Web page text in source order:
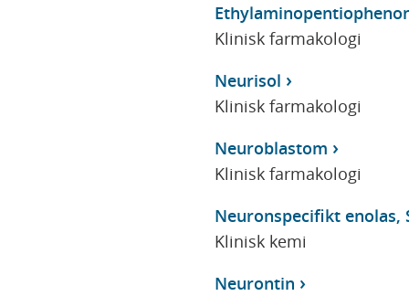
Klinisk farmakologi
Neurisol
Klinisk farmakologi
Neuroblastom
Klinisk farmakologi
Neuronspecifikt enolas,
Klinisk kemi
Neurontin